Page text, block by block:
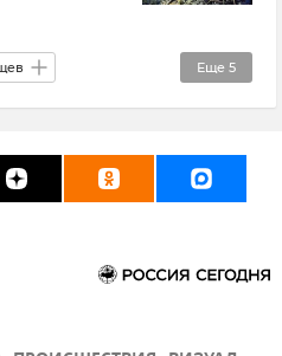
Еще 5
(БПЛА, дрон)